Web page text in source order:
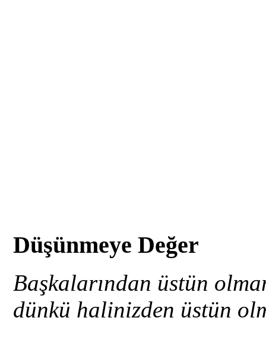
Düşünmeye Değer
Başkalarından üstün
dünkü halinizden üstün